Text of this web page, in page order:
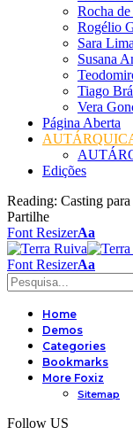
Rocha de
Rogélio
Sara Lima
Susana
Tiago
Vera
Página Aberta
Edições
Reading: Casting
Partilhe
Font ResizerAa
Font ResizerAa
Home
Demos
Categories
Bookmarks
More Foxiz
Sitemap
Follow US